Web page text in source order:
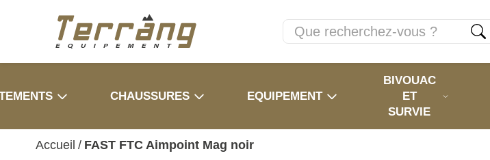
CHAUSSURES EQUIPEMENT
BIVOUAC
ET
SURVIE
Accueil / FAST FTC Aimpoint Mag noir